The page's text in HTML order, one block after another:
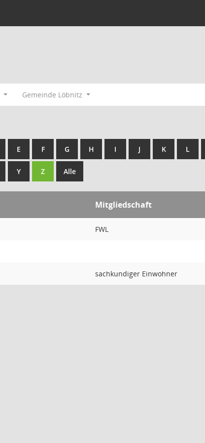
Gemeinde Löbnitz
E F G H I J K L
Y Z Alle
Mitgliedschaft
FWL
sachkundiger Einwohner